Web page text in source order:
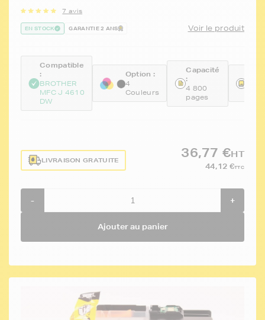
7 avis
EN STOCK GARANTIE 2 ANS Voir le produit
Compatible
:
BROTHER
MFC J 4610
DW
Option :
4
Couleurs
Capacité
:
4 800
pages
LIVRAISON GRATUITE
36,77 €HT
44,12 €TTC
- +
Ajouter au panier